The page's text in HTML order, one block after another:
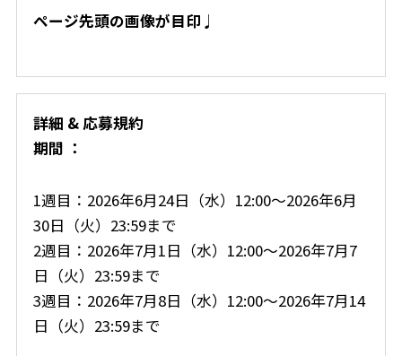
ページ先頭の画像が目印♩
詳細 & 応募規約
期間 ：
1週目：2026年6月24日（水）12:00〜2026年6月
30日（火）23:59まで
2週目：2026年7月1日（水）12:00〜2026年7月7
日（火）23:59まで
3週目：2026年7月8日（水）12:00〜2026年7月14
日（火）23:59まで